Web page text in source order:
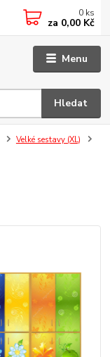
Menu
Hledat
0 ks
za 0,00 Kč
Velké sestavy (XL)